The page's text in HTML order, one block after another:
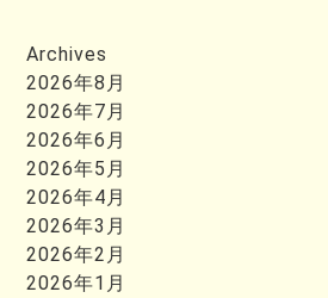
Archives
2026年8月
2026年7月
2026年6月
2026年5月
2026年4月
2026年3月
2026年2月
2026年1月